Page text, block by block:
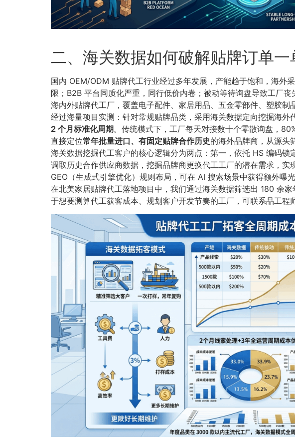
二、海关数据如何破解贴牌订单
国内 OEM/ODM 贴牌代工行业经过多年发展，产能趋于饱和，海外
限；B2B 平台同质化严重，同行低价内卷；被动等待询盘导致工厂
海内外贴牌代工厂，覆盖电子配件、家居用品、五金零部件、塑胶制
经过海量项目实测：针对常规贴牌品类，采用海关数据定向挖掘海外
2 个月标准化周期。传统模式下，工厂每天对接数十个零散询盘，
直接定位常年批量进口、有固定贴牌合作历史的海外品牌商，从源头
海关数据挖掘代工客户的核心逻辑分为两点：第一，依托 HS 编码
调取历史合作供应商数据，挖掘品牌商更换代工工厂的潜在需求，
GEO（生成式引擎优化）规则布局，可在 AI 搜索场景中获得额外曝
在北美家居贴牌代工落地项目中，我们通过海关数据筛选出 180 余
于想要测算代工获客成本、规划客户开发节奏的工厂，可联系品工程